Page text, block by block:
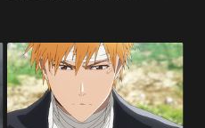
ぶ。部下が目の前で退けられても動
じないどころか愚かと蔑むユーハバ
ッハの態度に、昔と変わらないと元
柳斎は断じる。満を持して抜刀する
ユーハバッハに対し元柳斎は…。
【提供：バンダイチャンネル】